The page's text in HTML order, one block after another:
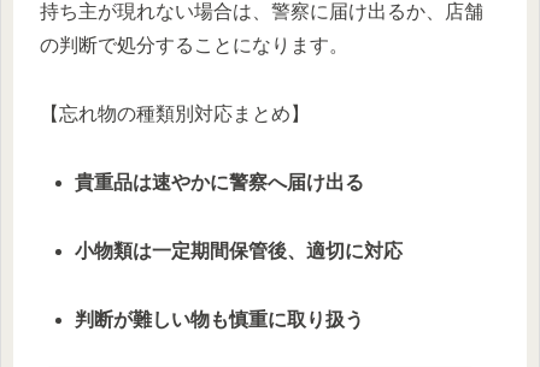
持ち主が現れない場合は、警察に届け出るか、店舗
の判断で処分することになります。
【忘れ物の種類別対応まとめ】
貴重品は速やかに警察へ届け出る
小物類は一定期間保管後、適切に対応
判断が難しい物も慎重に取り扱う